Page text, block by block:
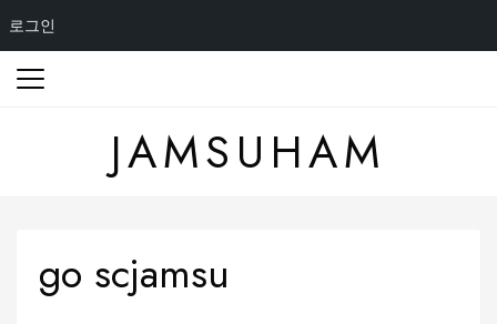
로그인
Skip
JAMSUHAM
go scjamsu